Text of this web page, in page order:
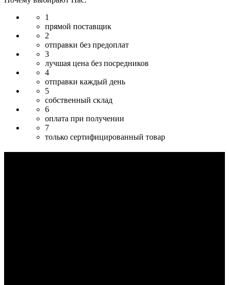
1
прямой поставщик
2
отправки без предоплат
3
лучшая цена без посредников
4
отправки каждый день
5
собственный склад
6
оплата при получении
7
только сертифицированный товар